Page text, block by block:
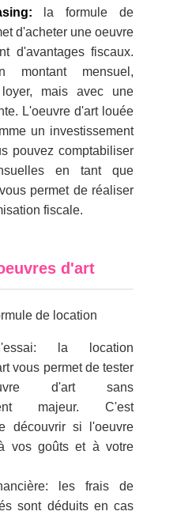
la formule de
d'acheter une oeuvre
d'avantages fiscaux.
montant mensuel,
mais avec une
L'oeuvre d'art louée
un investissement
pouvez comptabiliser
en tant que
permet de réaliser
fiscale.
d'art
de location
la location
vous permet de tester
d'art sans
majeur. C'est
découvrir si l'oeuvre
vos goûts et à votre
les frais de
sont déduits en cas